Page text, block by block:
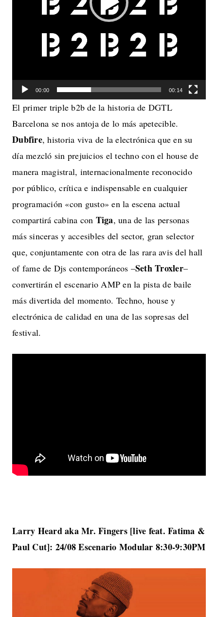
00:00 00:14
El primer triple b2b de la historia de DGTL
Barcelona se nos antoja de lo más apetecible.
Dubfire, historia viva de la electrónica que en su
día mezcló sin prejuicios el techno con el house de
manera magistral, internacionalmente reconocido
por público, crítica e indispensable en cualquier
programación «con gusto» en la escena actual
compartirá cabina con Tiga, una de las personas
más sinceras y accesibles del sector, gran selector
que, conjuntamente con otra de las rara avis del hall
of fame de Djs contemporáneos –Seth Troxler–
convertirán el escenario AMP en la pista de baile
más divertida del momento. Techno, house y
electrónica de calidad en una de las sopresas del
festival.
Larry Heard aka Mr. Fingers [live feat. Fatima &
Paul Cut]: 24/08 Escenario Modular 8:30-9:30PM